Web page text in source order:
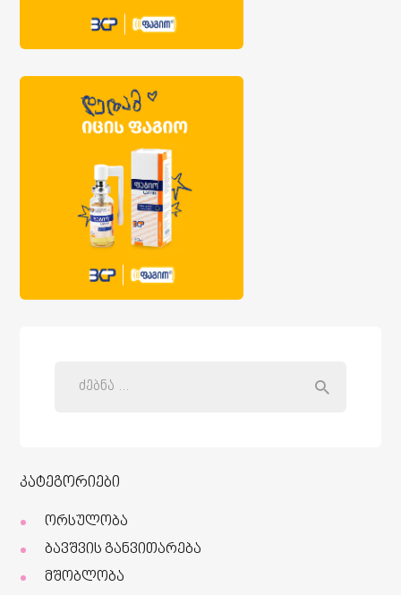
კატეგორიები
ორსულობა
ბავშვის განვითარება
მშობლობა